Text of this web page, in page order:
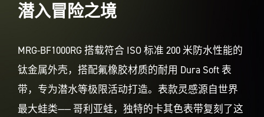
潜入冒险之境
MRG-BF1000RG 搭载符合 ISO 标准 200 米防水性能的
钛金属外壳，搭配氟橡胶材质的耐用 Dura Soft 表
带，专为潜水等极限活动打造。表款灵感源自世界
最大蛙类—— 哥利亚蛙，独特的卡其色表带复刻了这